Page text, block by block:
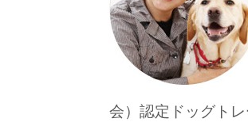
会）認定ドッグト